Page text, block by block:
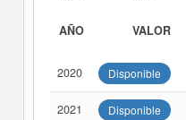
AÑO VALOR
2020 Disponible
2021 Disponible